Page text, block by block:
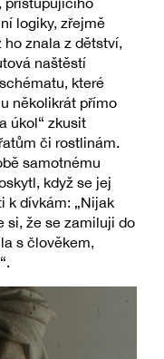
logiky, zřejmě
ho znala z dětství,
naštěstí
které
několikrát přímo
úkol“ zkusit
či rostlinám.
samotnému
když se jej
k dívkám: „Nijak
si, že se zamiluji do
s člověkem,